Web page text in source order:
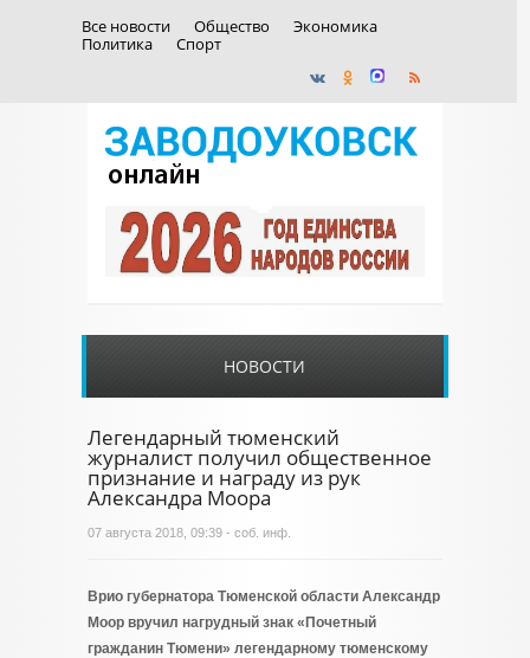
Все новости Общество
Экономика
Политика
Спорт
НОВОСТИ
Легендарный тюменский
журналист получил общественное
признание и награду из рук
Александра Моора
07 августа 2018, 09:39 - соб. инф.
Врио губернатора Тюменской области Александр
Моор вручил нагрудный знак «Почетный
гражданин Тюмени» легендарному тюменскому